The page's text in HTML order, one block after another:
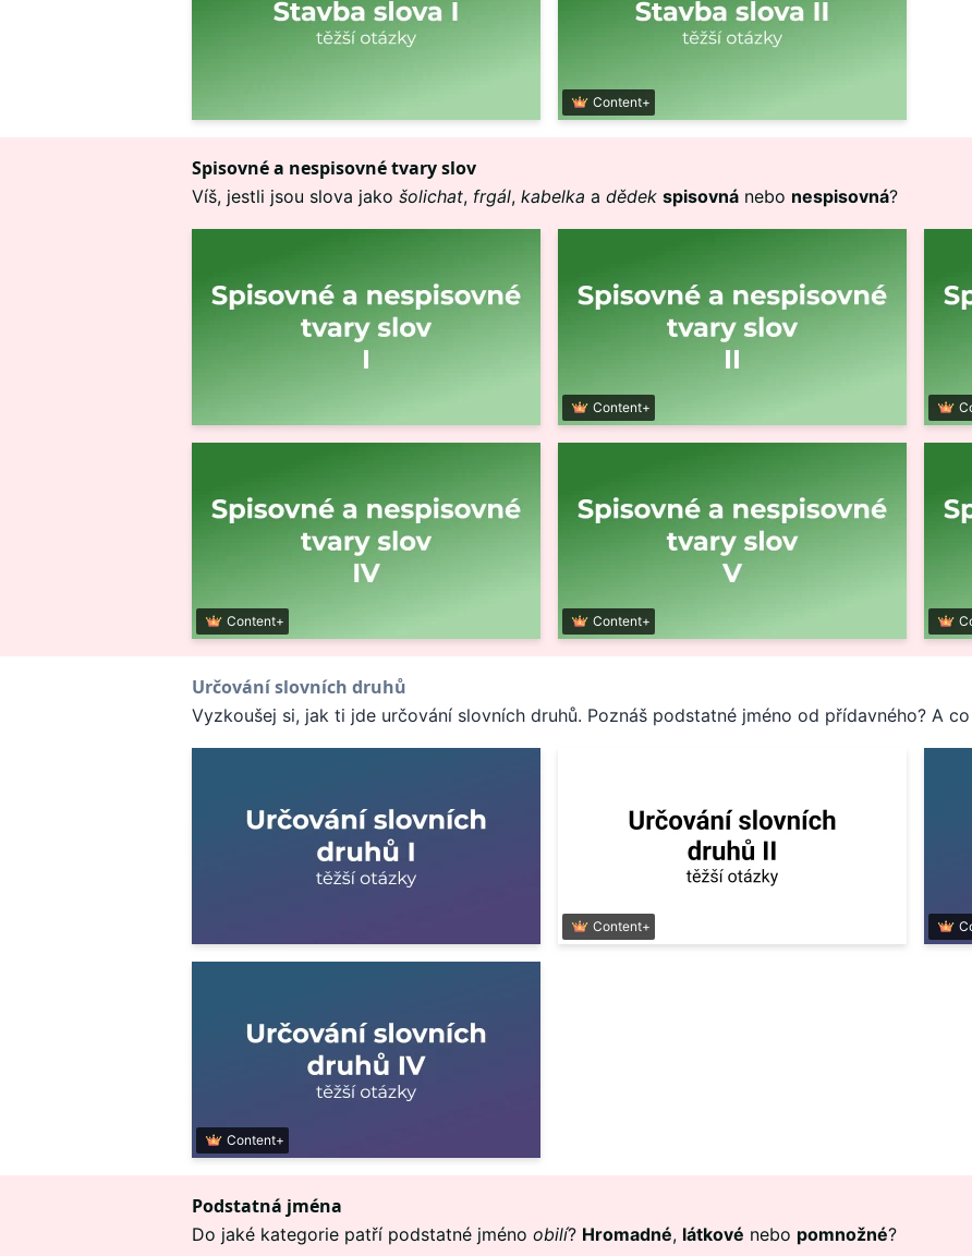
Content+
Spisovné a nespisovné tvary slov
Víš, jestli jsou slova jako šolichat, frgál, kabelka a dědek spisovná nebo nespisovná?
Content+
Content+ Content+
Určování slovních druhů
Vyzkoušej si, jak ti jde určování slovních druhů. Poznáš podstatné jméno od přídavného? A
Content+
Content+
Podstatná jména
Do jaké kategorie patří podstatné jméno obilí? Hromadné, látkové nebo pomnožné?